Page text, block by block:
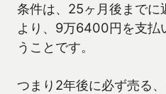
条件は、25ヶ月後までに
より、9万6400円を支払
うことです。
つまり2年後に必ず売る